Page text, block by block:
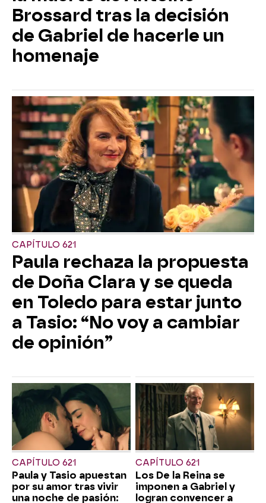
Brossard tras la decisión
de Gabriel de hacerle un
homenaje
CAPÍTULO 621
Paula rechaza la propuesta
de Doña Clara y se queda
en Toledo para estar junto
a Tasio: “No voy a cambiar
de opinión”
CAPÍTULO 621
Paula y Tasio apuestan
por su amor tras vivir
una noche de pasión:
CAPÍTULO 621
Los De la Reina se
imponen a Gabriel y
logran convencer a